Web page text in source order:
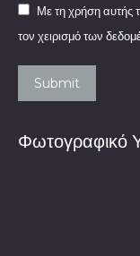
Με τη χρήση αυτής
τον χειρισμό των
Submit
Φωτογραφικό